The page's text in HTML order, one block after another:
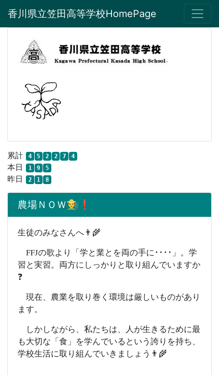
香川県立笠田高等学校HomePage
累計 4 5 2 2 7 4
本日 1 9 5
昨日 2 1 8
農場ＮＯＷ👨‍🌾❗️
生徒のみなさんへ👨‍🌾
FFJの歌より「学と業とを両の手に････」。学
習と実習。両方にしっかりと取り組んでいますか
❓
現在、農業を取り巻く環境は厳しいものがあり
ます。
しかしながら、私たちは、人が生きるために最
も大切な「食」を学んでいるという誇りを持ち、
学校生活に取り組んでいきましょう👨‍🌾